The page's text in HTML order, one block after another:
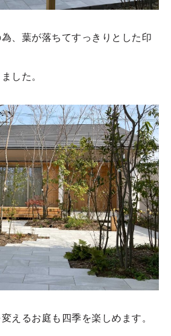
、葉が落ちてすっきりとした印
した。
えるお庭も四季を楽しめます。